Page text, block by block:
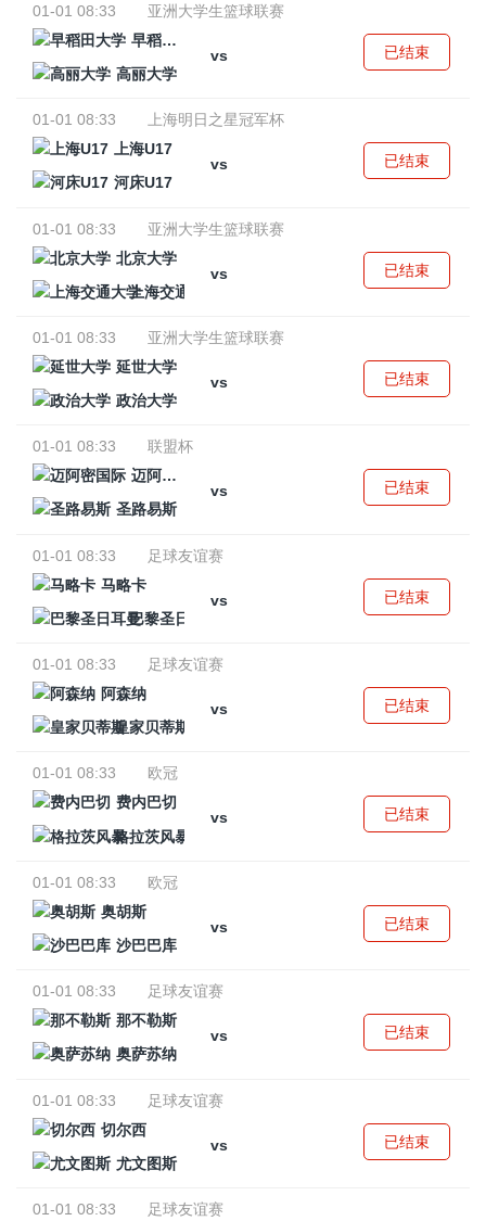
01-01 08:33
亚洲大学生篮球联赛
早稻田大学
vs
高丽大学
已结束
01-01 08:33
上海明日之星冠军杯
上海U17
vs
河床U17
已结束
01-01 08:33
亚洲大学生篮球联赛
北京大学
vs
上海交通大学
已结束
01-01 08:33
亚洲大学生篮球联赛
延世大学
vs
政治大学
已结束
01-01 08:33
联盟杯
迈阿密国际
vs
圣路易斯
已结束
01-01 08:33
足球友谊赛
马略卡
vs
巴黎圣日耳曼
已结束
01-01 08:33
足球友谊赛
阿森纳
vs
皇家贝蒂斯
已结束
01-01 08:33
欧冠
费内巴切
vs
格拉茨风暴
已结束
01-01 08:33
欧冠
奥胡斯
vs
沙巴巴库
已结束
01-01 08:33
足球友谊赛
那不勒斯
vs
奥萨苏纳
已结束
01-01 08:33
足球友谊赛
切尔西
vs
尤文图斯
已结束
01-01 08:33 足球友谊赛